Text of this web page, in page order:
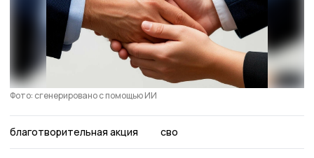
Фото: сгенерировано с помощью ИИ
благотворительная акция сво